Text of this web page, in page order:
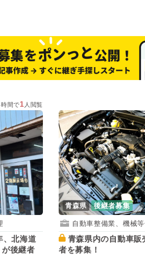
間で1 人閲覧
、北海道
後継者
青森県 後継者募集
自動車整備業、機械
青森県内の自動車販売業者が後継
者を募集！